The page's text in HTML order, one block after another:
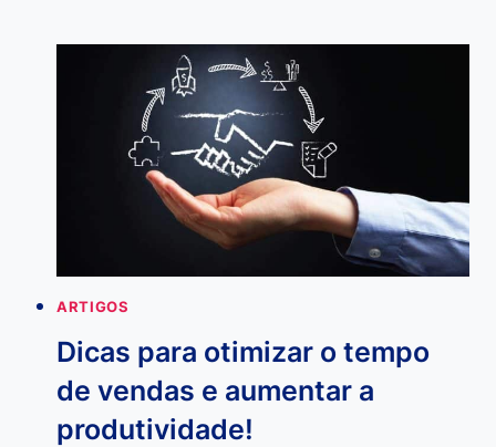
HABILIDADES
DE
UM
BOM
VENDEDOR?
ENTENDA
COMO
MELHORAR
ARTIGOS
Dicas para otimizar o tempo
de vendas e aumentar a
produtividade!